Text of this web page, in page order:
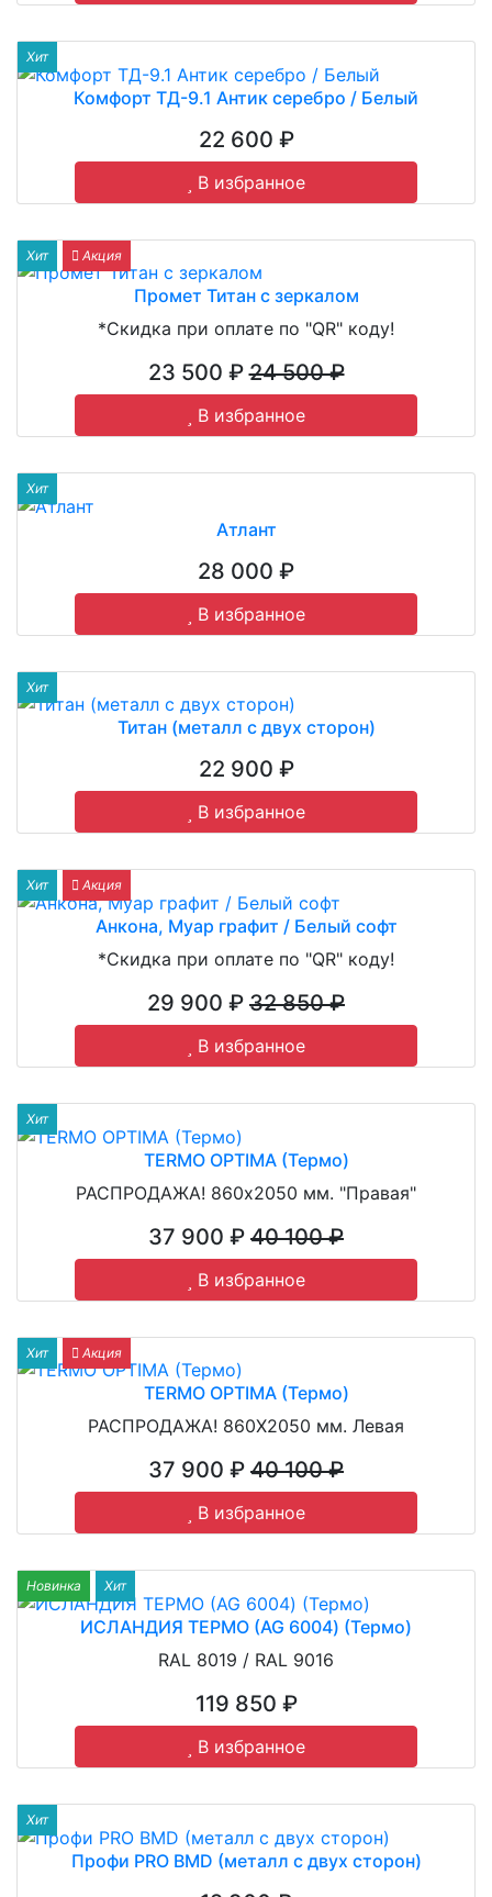
Хит
Комфорт ТД-9.1 Антик серебро / Белый
22 600 ₽
В избранное
Хит Акция
Промет Титан с зеркалом
*Скидка при оплате по "QR" коду!
23 500 ₽24 500 ₽
В избранное
Хит
Атлант
28 000 ₽
В избранное
Хит
Титан (металл с двух сторон)
22 900 ₽
В избранное
Хит Акция
Анкона, Муар графит / Белый софт
*Скидка при оплате по "QR" коду!
29 900 ₽ 32 850 ₽
В избранное
Хит
TERMO OPTIMA (Термо)
РАСПРОДАЖА! 860х2050 мм. "Правая"
37 900 ₽ 40 100 ₽
В избранное
Хит Акция
TERMO OPTIMA (Термо)
РАСПРОДАЖА! 860Х2050 мм. Левая
37 900 ₽ 40 100 ₽
В избранное
Новинка Хит
ИСЛАНДИЯ ТЕРМО (AG 6004) (Термо)
RAL 8019 / RAL 9016
119 850 ₽
В избранное
Хит
Профи PRO BMD (металл с двух сторон)